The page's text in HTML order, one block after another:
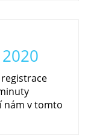
nám v tomto